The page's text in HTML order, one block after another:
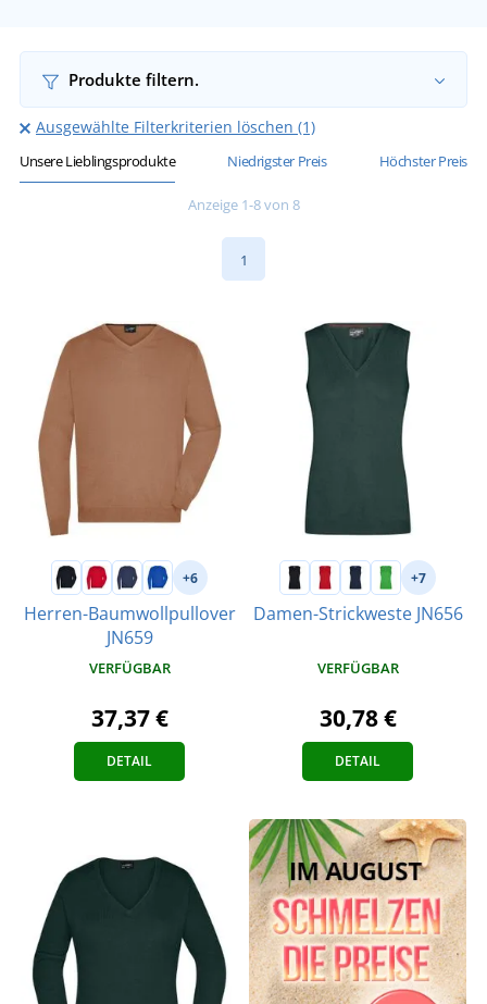
Produkte filtern.
Ausgewählte Filterkriterien löschen (1)
Unsere Lieblingsprodukte Niedrigster Preis Höchster Preis
Anzeige 1-8 von 8
1
+6
Herren-Baumwollpullover
JN659
VERFÜGBAR
37,37 €
DETAIL
+7
Damen-Strickweste JN656
VERFÜGBAR
30,78 €
DETAIL